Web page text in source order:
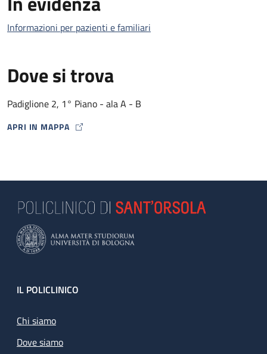
Informazioni per pazienti e familiari
Dove si trova
Padiglione 2, 1° Piano - ala A - B
APRI IN MAPPA
MAP ICON
Footer
IL POLICLINICO
Chi siamo
Dove siamo